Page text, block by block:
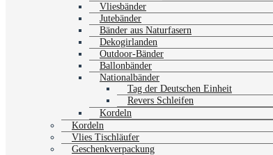
Vliesbänder
Jutebänder
Bänder aus Naturfasern
Dekogirlanden
Outdoor-Bänder
Ballonbänder
Nationalbänder
Tag der Deutschen Einheit
Revers Schleifen
Kordeln
Kordeln
Vlies Tischläufer
Geschenkverpackung